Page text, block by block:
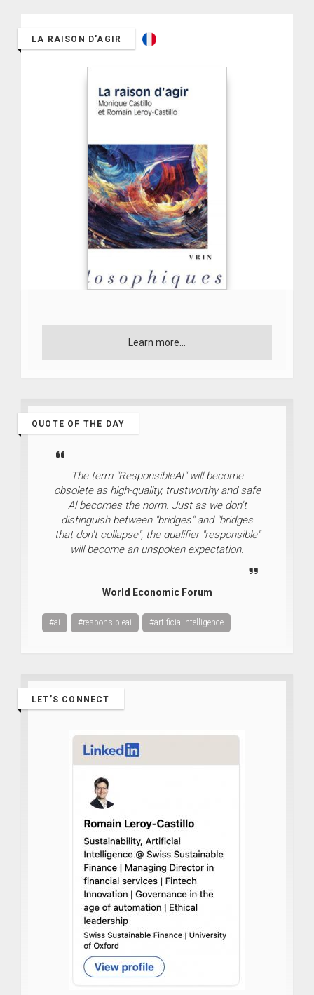
LA RAISON D'AGIR
Learn more...
QUOTE OF THE DAY
The term "ResponsibleAI" will become
obsolete as high-quality, trustworthy and safe
Al becomes the norm. Just as we don't
distinguish between "bridges" and "bridges
that don't collapse", the qualifier "responsible"
will become an unspoken expectation.
World Economic Forum
#ai #responsibleai #artificialintelligence
LET’S CONNECT